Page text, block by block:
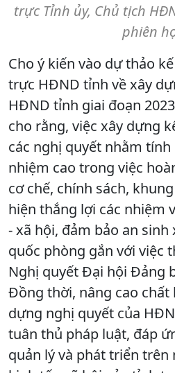
trực Tỉnh ủy, Chủ tịch
phiên
Cho ý kiến vào dự thảo
trực HĐND tỉnh về xây
HĐND tỉnh giai đoạn
cho rằng, việc xây dựng
các nghị quyết nhằm
nhiệm cao trong việc
cơ chế, chính sách,
hiện thắng lợi các nhiệm
- xã hội, đảm bảo an sinh
quốc phòng gắn với việc
Nghị quyết Đại hội Đảng
Đồng thời, nâng cao chất
dựng nghị quyết của
tuân thủ pháp luật, đáp
quản lý và phát triển